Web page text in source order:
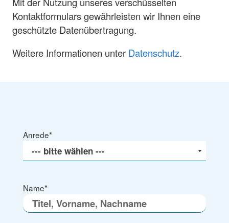
Kontaktformulars gewährleisten wir Ihnen eine
geschützte Datenübertragung.
Weitere Informationen unter Datenschutz.
Anrede*
Name*